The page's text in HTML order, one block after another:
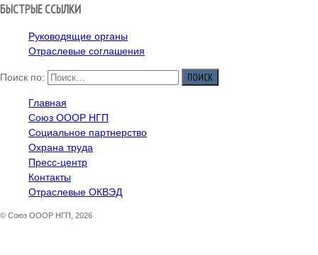
БЫСТРЫЕ ССЫЛКИ
Руководящие органы
Отраслевые соглашения
Поиск по:
Главная
Союз ОООР НГП
Социальное партнерство
Охрана труда
Пресс-центр
Контакты
Отраслевые ОКВЭД
© Союз ОООР НГП, 2026